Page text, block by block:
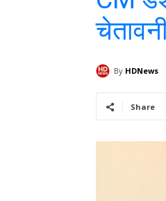
By HDNews
Share